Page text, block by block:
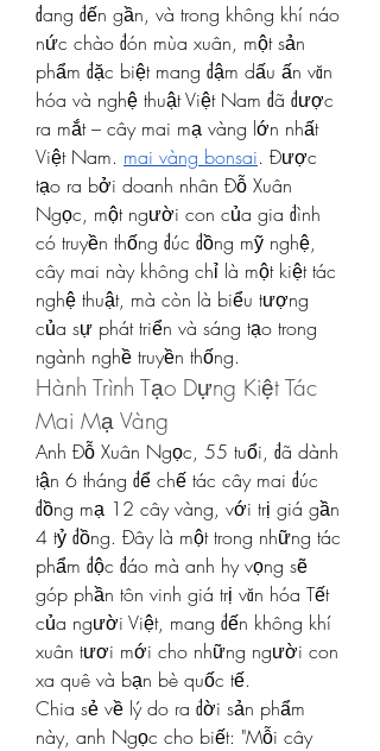
đang đến gần, và trong không khí náo
nức chào đón mùa xuân, một sản
phẩm đặc biệt mang đậm dấu ấn văn
hóa và nghệ thuật Việt Nam đã được
ra mắt – cây mai mạ vàng lớn nhất
Việt Nam. mai vàng bonsai. Được
tạo ra bởi doanh nhân Đỗ Xuân
Ngọc, một người con của gia đình
có truyền thống đúc đồng mỹ nghệ,
cây mai này không chỉ là một kiệt tác
nghệ thuật, mà còn là biểu tượng
của sự phát triển và sáng tạo trong
ngành nghề truyền thống.
Hành Trình Tạo Dựng Kiệt Tác
Mai Mạ Vàng
Anh Đỗ Xuân Ngọc, 55 tuổi, đã dành
tận 6 tháng để chế tác cây mai đúc
đồng mạ 12 cây vàng, với trị giá gần
4 tỷ đồng. Đây là một trong những tác
phẩm độc đáo mà anh hy vọng sẽ
góp phần tôn vinh giá trị văn hóa Tết
của người Việt, mang đến không khí
xuân tươi mới cho những người con
xa quê và bạn bè quốc tế.
Chia sẻ về lý do ra đời sản phẩm
này, anh Ngọc cho biết: "Mỗi cây